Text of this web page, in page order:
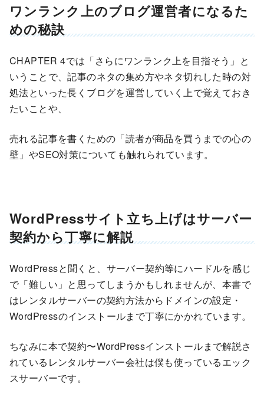
ワンランク上のブログ運営者になるた
めの秘訣
CHAPTER 4では「さらにワンランク上を目指そう」と
いうことで、記事のネタの集め方やネタ切れした時の対
処法といった長くブログを運営していく上で覚えておき
たいことや、
売れる記事を書くための「読者が商品を買うまでの心の
壁」やSEO対策についても触れられています。
WordPressサイト立ち上げはサーバー
契約から丁寧に解説
WordPressと聞くと、サーバー契約等にハードルを感じ
で「難しい」と思ってしまうかもしれませんが、本書で
はレンタルサーバーの契約方法からドメインの設定・
WordPressのインストールまで丁寧にかかれています。
ちなみに本で契約〜WordPressインストールまで解説さ
れているレンタルサーバー会社は僕も使っているエック
スサーバーです。